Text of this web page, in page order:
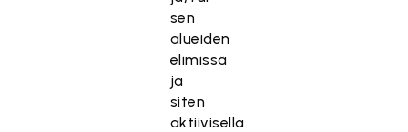
sen
alueiden
elimissä
ja
siten
aktiivisella